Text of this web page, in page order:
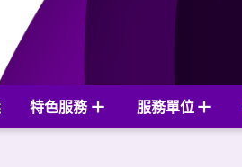
特色服務 服務單位